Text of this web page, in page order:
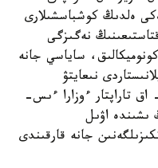
ەلدىڭ كوشباسشىلارى
نەگىزگى
ساياسي جانە
نىعايتۋ
اق تاراپتار ءوزارا ءىس-
ىشىندە اۋىل
جانە قارقىندى